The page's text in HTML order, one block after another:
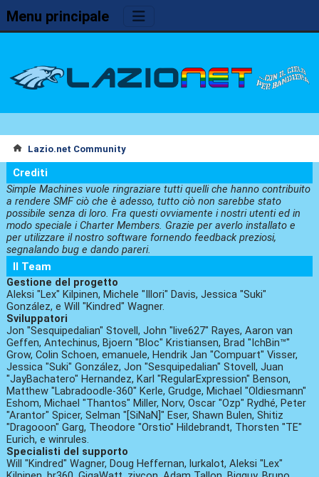
Menu principale
Lazio.net Community
Crediti
Simple Machines vuole ringraziare tutti quelli che hanno contribuito
a rendere SMF ciò che è adesso, tutto ciò non sarebbe stato
possibile senza di loro. Fra questi ovviamente i nostri utenti ed in
modo speciale i Charter Members. Grazie per averlo installato e
per utilizzare il nostro software fornendo feedback preziosi,
segnalando bug e dando pareri.
Il Team
Gestione del progetto
Aleksi "Lex" Kilpinen, Michele "Illori" Davis, Jessica "Suki"
González, e Will "Kindred" Wagner.
Sviluppatori
Jon "Sesquipedalian" Stovell, John "live627" Rayes, Aaron van
Geffen, Antechinus, Bjoern "Bloc" Kristiansen, Brad "IchBin™"
Grow, Colin Schoen, emanuele, Hendrik Jan "Compuart" Visser,
Jessica "Suki" González, Jon "Sesquipedalian" Stovell, Juan
"JayBachatero" Hernandez, Karl "RegularExpression" Benson,
Matthew "Labradoodle-360" Kerle, Grudge, Michael "Oldiesmann"
Eshom, Michael "Thantos" Miller, Norv, Oscar "Ozp" Rydhé, Peter
"Arantor" Spicer, Selman "[SiNaN]" Eser, Shawn Bulen, Shitiz
"Dragooon" Garg, Theodore "Orstio" Hildebrandt, Thorsten "TE"
Eurich, e winrules.
Specialisti del supporto
Will "Kindred" Wagner, Doug Heffernan, lurkalot, Aleksi "Lex"